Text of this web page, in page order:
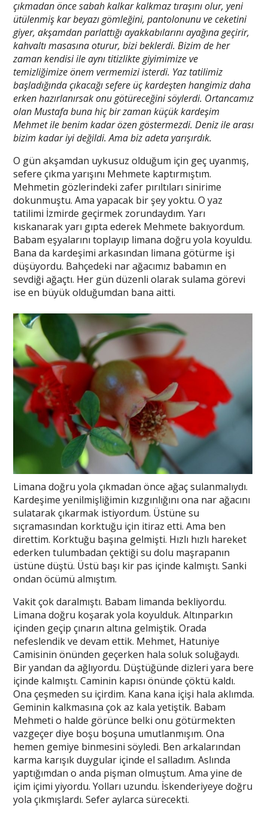
çıkmadan önce sabah kalkar kalkmaz tıraşını olur, yeni
ütülenmiş kar beyazı gömleğini, pantolonunu ve ceketini
giyer, akşamdan parlattığı ayakkabılarını ayağına geçirir,
kahvaltı masasına oturur, bizi beklerdi. Bizim de her
zaman kendisi ile aynı titizlikte giyimimize ve
temizliğimize önem vermemizi isterdi. Yaz tatilimiz
başladığında çıkacağı sefere üç kardeşten hangimiz daha
erken hazırlanırsak onu götüreceğini söylerdi. Ortancamız
olan Mustafa buna hiç bir zaman küçük kardeşim
Mehmet ile benim kadar özen göstermezdi. Deniz ile arası
bizim kadar iyi değildi. Ama biz adeta yarışırdık.
O gün akşamdan uykusuz olduğum için geç uyanmış,
sefere çıkma yarışını Mehmete kaptırmıştım.
Mehmetin gözlerindeki zafer pırıltıları sinirime
dokunmuştu. Ama yapacak bir şey yoktu. O yaz
tatilimi İzmirde geçirmek zorundaydım. Yarı
kıskanarak yarı gıpta ederek Mehmete bakıyordum.
Babam eşyalarını toplayıp limana doğru yola koyuldu.
Bana da kardeşimi arkasından limana götürme işi
düşüyordu. Bahçedeki nar ağacımız babamın en
sevdiği ağaçtı. Her gün düzenli olarak sulama görevi
ise en büyük olduğumdan bana aitti.
Limana doğru yola çıkmadan önce ağaç sulanmalıydı.
Kardeşime yenilmişliğimin kızgınlığını ona nar ağacını
sulatarak çıkarmak istiyordum. Üstüne su
sıçramasından korktuğu için itiraz etti. Ama ben
direttim. Korktuğu başına gelmişti. Hızlı hızlı hareket
ederken tulumbadan çektiği su dolu maşrapanın
üstüne düştü. Üstü başı kir pas içinde kalmıştı. Sanki
ondan öcümü almıştım.
Vakit çok daralmıştı. Babam limanda bekliyordu.
Limana doğru koşarak yola koyulduk. Altınparkın
içinden geçip çınarın altına gelmiştik. Orada
nefeslendik ve devam ettik. Mehmet, Hatuniye
Camisinin önünden geçerken hala soluk soluğaydı.
Bir yandan da ağlıyordu. Düştüğünde dizleri yara bere
içinde kalmıştı. Caminin kapısı önünde çöktü kaldı.
Ona çeşmeden su içirdim. Kana kana içişi hala aklımda.
Geminin kalkmasına çok az kala yetiştik. Babam
Mehmeti o halde görünce belki onu götürmekten
vazgeçer diye boşu boşuna umutlanmışım. Ona
hemen gemiye binmesini söyledi. Ben arkalarından
karma karışık duygular içinde el salladım. Aslında
yaptığımdan o anda pişman olmuştum. Ama yine de
içim içimi yiyordu. Yolları uzundu. İskenderiyeye doğru
yola çıkmışlardı. Sefer aylarca sürecekti.